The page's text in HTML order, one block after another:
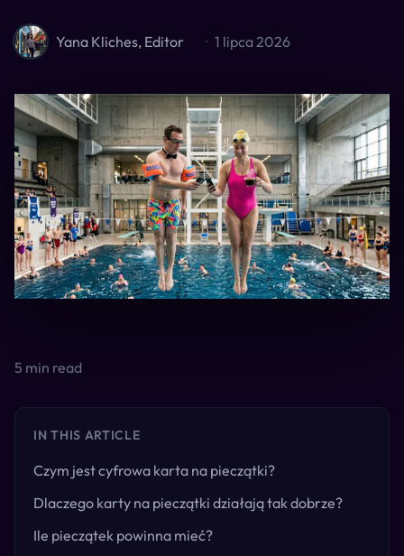
Yana Kliches, Editor · 1 lipca 2026
5 min read
IN THIS ARTICLE
Czym jest cyfrowa karta na pieczątki?
Dlaczego karty na pieczątki działają tak dobrze?
Ile pieczątek powinna mieć?